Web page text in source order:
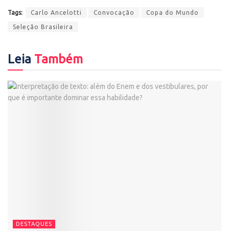
Tags: Carlo Ancelotti Convocação Copa do Mundo
Seleção Brasileira
Leia Também
DESTAQUES